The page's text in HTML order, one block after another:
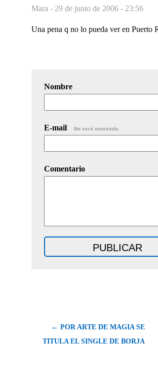
Mara - 29 de junio de 2006 - 23:56
Una pena q no lo pueda ver en Puerto
Nombre
E-mail No será mostrado.
Comentario
← POR ARTE DE MAGIA SE
TITULA EL SINGLE DE BORJA